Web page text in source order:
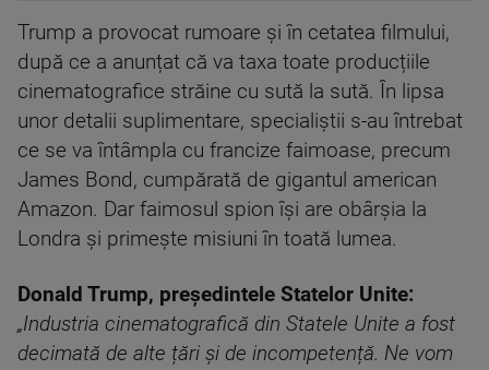
Trump a provocat rumoare și în cetatea filmului,
după ce a anunțat că va taxa toate producțiile
cinematografice străine cu sută la sută. În lipsa
unor detalii suplimentare, specialiștii s-au întrebat
ce se va întâmpla cu francize faimoase, precum
James Bond, cumpărată de gigantul american
Amazon. Dar faimosul spion își are obârșia la
Londra și primește misiuni în toată lumea.
Donald Trump, președintele Statelor Unite:
„Industria cinematografică din Statele Unite a fost
decimată de alte țări și de incompetență. Ne vom